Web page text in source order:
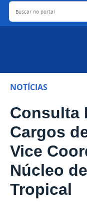
Buscar no portal
NOTÍCIAS
Consulta
Cargos
Vice
Núcleo
Tropical